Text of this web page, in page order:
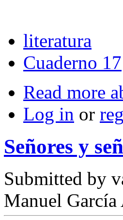
literatura
Cuaderno 17
Read more
Log in or
Señores y
Submitted by
Manuel García